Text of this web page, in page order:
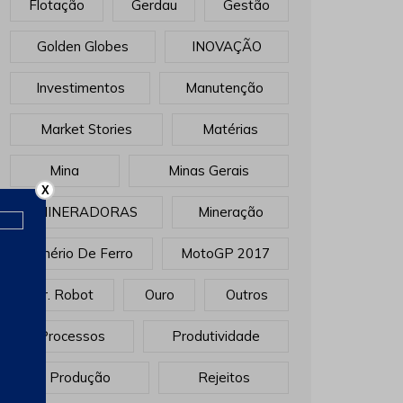
Flotação Gerdau Gestão
Golden Globes INOVAÇÃO
Investimentos Manutenção
Market Stories Matérias
Mina Minas Gerais
MINERADORAS Mineração
Minério De Ferro MotoGP 2017
Mr. Robot Ouro Outros
Processos Produtividade
Produção Rejeitos
X